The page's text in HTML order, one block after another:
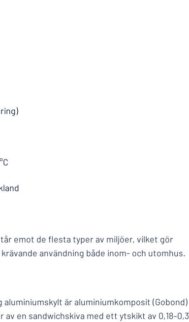
emot de flesta typer av miljöer, vilket gör
användning både inom- och utomhus.
aluminiumskylt är aluminiumkomposit (Gobond)
en sandwichskiva med ett ytskikt av 0,18–0,3